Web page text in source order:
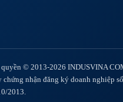
quyền © 2013-2026 INDUSVINA
chứng nhận đăng ký doanh nghiệp
2013.